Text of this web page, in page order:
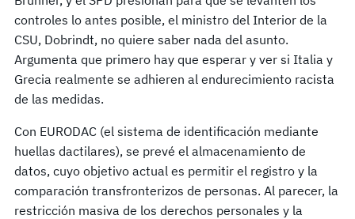
controles lo antes posible, el ministro del Interior de la
CSU, Dobrindt, no quiere saber nada del asunto.
Argumenta que primero hay que esperar y ver si Italia y
Grecia realmente se adhieren al endurecimiento racista
de las medidas.
Con EURODAC (el sistema de identificación mediante
huellas dactilares), se prevé el almacenamiento de
datos, cuyo objetivo actual es permitir el registro y la
comparación transfronterizos de personas. Al parecer, la
restricción masiva de los derechos personales y la